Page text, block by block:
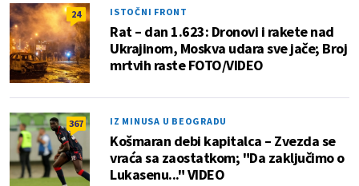
24 ISTOČNI FRONT
Rat – dan 1.623: Dronovi i rakete nad
Ukrajinom, Moskva udara sve jače; Broj
mrtvih raste FOTO/VIDEO
367 IZ MINUSA U BEOGRADU
Košmaran debi kapitalca – Zvezda se
vraća sa zaostatkom; "Da zaključimo o
Lukasenu..." VIDEO